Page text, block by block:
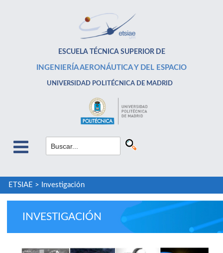
ESCUELA TÉCNICA SUPERIOR DE
INGENIERÍA AERONÁUTICA Y DEL ESPACIO
UNIVERSIDAD POLITÉCNICA DE MADRID
ETSIAE > Investigación
INVESTIGACIÓN